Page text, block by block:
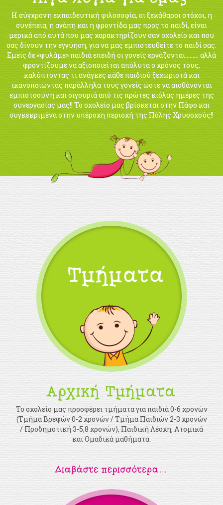
Η σύγχρονη εκπαιδευτική φιλοσοφία, οι ξεκάθαροι στόχοι, η
συνέπεια, η αγάπη και η φροντίδα μας προς το παιδί, είναι
μερικά από αυτά που μας χαρακτηρίζουν σαν σχολείο και που
σας δίνουν την εγγύηση, για να μας εμπιστευθείτε το παιδί σας.
Εμείς δε «φυλάμε» παιδιά επειδή οι γονείς εργάζονται……… αλλά
φροντίζουμε να αξιοποιείται απόλυτα ο χρόνος τους,
καλύπτοντας τι ανάγκες κάθε παιδιού ξεχωριστά και
ικανοποιώντας παράλληλα τους γονείς ώστε να αισθάνονται
εμπιστοσύνη και σιγουριά από τις πρώτες κιόλας ημέρες της
συνεργασίας μας!! Το σχολείο μας βρίσκεται στην Πάφο και
συγκεκριμένα στην υπέροχη περιοχή της Πόλης Χρυσοχούς!!
Το σχολείο μας προσφέρει τμήματα για παιδιά 0-6 χρονών
(Τμήμα Βρεφών 0-2 χρονών / Τμήμα Παιδιών 2-3 χρονών
/ Προδημοτική 3-5,8 χρονών), Παιδική Λέσχη, Ατομικά
και Ομαδικά μαθήματα.